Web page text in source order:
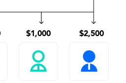
$1,000 $2,500